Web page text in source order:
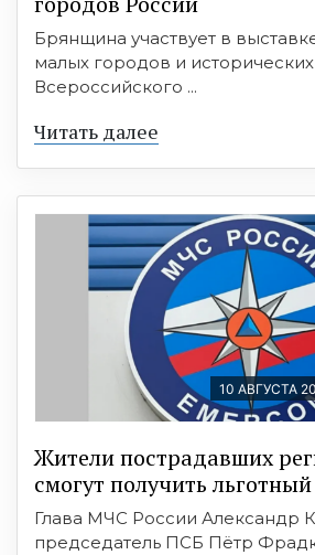
Брянщина участвует в
малых городов и
Всероссийского ...
Читать далее
10 АВГУСТА
Жители пострадавших
смогут получить
Глава МЧС России Александр
председатель ПСБ Пётр